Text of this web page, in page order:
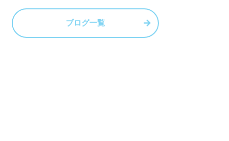
e
b
o
er
ブログ一覧